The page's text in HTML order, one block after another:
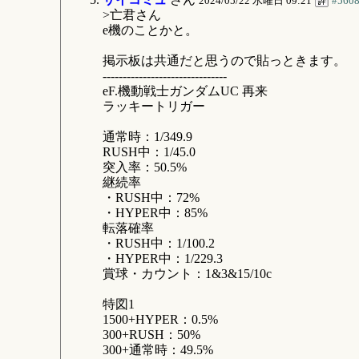
>亡君さん
e機のことかと。
掲示板は共通だと思うので貼っときます。
-------------------------------
eF.機動戦士ガンダムUC 再来
ラッキートリガー
通常時：1/349.9
RUSH中：1/45.0
突入率：50.5%
継続率
・RUSH中：72%
・HYPER中：85%
転落確率
・RUSH中：1/100.2
・HYPER中：1/229.3
賞球・カウント：1&3&15/10c
特図1
1500+HYPER：0.5%
300+RUSH：50%
300+通常時：49.5%